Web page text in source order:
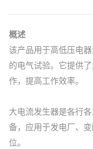
概述
该产品用于高低压电
的电气试验。它提供
作，提高工作效率。
大电流发生器是各行
备，应用于发电厂、
位。